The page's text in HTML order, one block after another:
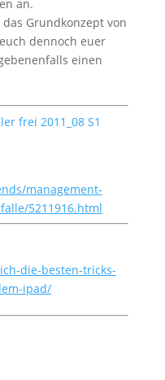
an.
Grundkonzept von
dennoch euer
einen
management-
5211916.html
die-besten-tricks-
ipad/